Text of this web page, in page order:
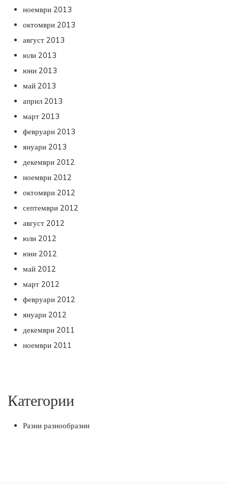
ноември 2013
октомври 2013
август 2013
юли 2013
юни 2013
май 2013
април 2013
март 2013
февруари 2013
януари 2013
декември 2012
ноември 2012
октомври 2012
септември 2012
август 2012
юли 2012
юни 2012
май 2012
март 2012
февруари 2012
януари 2012
декември 2011
ноември 2011
Категории
Разни разнообразни